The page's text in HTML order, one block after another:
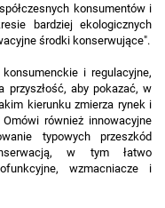
konsumentów i
bardziej ekologicznych
środki konserwujące".
i regulacyjne,
przyszłość, aby pokazać, w
kierunku zmierza rynek i
również innowacyjne
typowych przeszkód
w tym łatwo
wzmacniacze i